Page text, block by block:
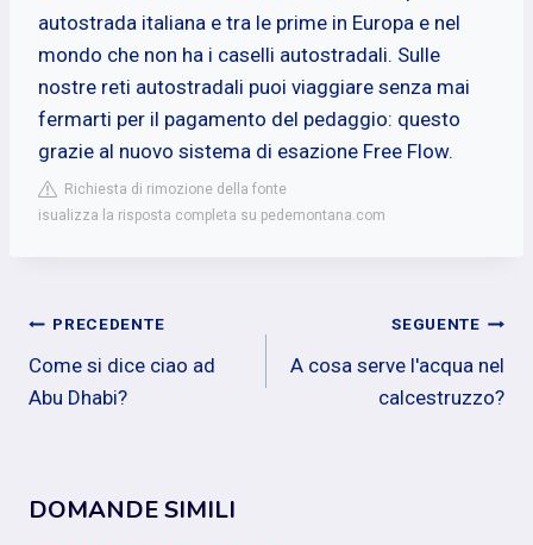
autostrada italiana e tra le prime in Europa e nel
mondo che non ha i caselli autostradali. Sulle
nostre reti autostradali puoi viaggiare senza mai
fermarti per il pagamento del pedaggio: questo
grazie al nuovo sistema di esazione Free Flow.
Richiesta di rimozione della fonte
isualizza la risposta completa su pedemontana.com
Navigazione
articoli
PRECEDENTE
Come si dice ciao ad
Abu Dhabi?
SEGUENTE
A cosa serve l'acqua nel
calcestruzzo?
DOMANDE SIMILI